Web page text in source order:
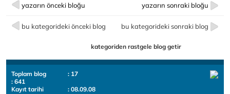
yazarın önceki bloğu yazarın sonraki bloğu
bu kategorideki önceki blog bu kategorideki sonraki blog
kategoriden rastgele blog getir
Toplam blog
: 17
: 641
Kayıt tarihi
: 08.09.08